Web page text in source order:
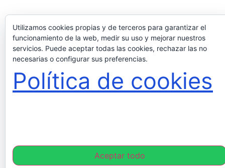
Utilizamos cookies propias y de terceros para garantizar el
funcionamiento de la web, medir su uso y mejorar nuestros
servicios. Puede aceptar todas las cookies, rechazar las no
necesarias o configurar sus preferencias.
Política de cookies
Aceptar todo